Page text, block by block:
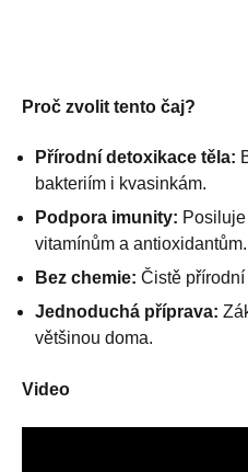
Proč zvolit tento čaj?
Přírodní detoxikace těla:
bakteriím i kvasinkám.
Podpora imunity:
vitamínům a antioxidantům.
Bez chemie: Čistě
Jednoduchá příprava:
většinou doma.
Video